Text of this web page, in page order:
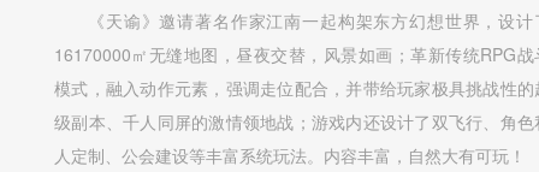
《天谕》邀请著名作家江南一起构架东方幻想世界，设计
16170000㎡无缝地图，昼夜交替，风景如画；革新传统RPG战
模式，融入动作元素，强调走位配合，并带给玩家极具挑战性的
级副本、千人同屏的激情领地战；游戏内还设计了双飞行、角色
人定制、公会建设等丰富系统玩法。内容丰富，自然大有可玩！